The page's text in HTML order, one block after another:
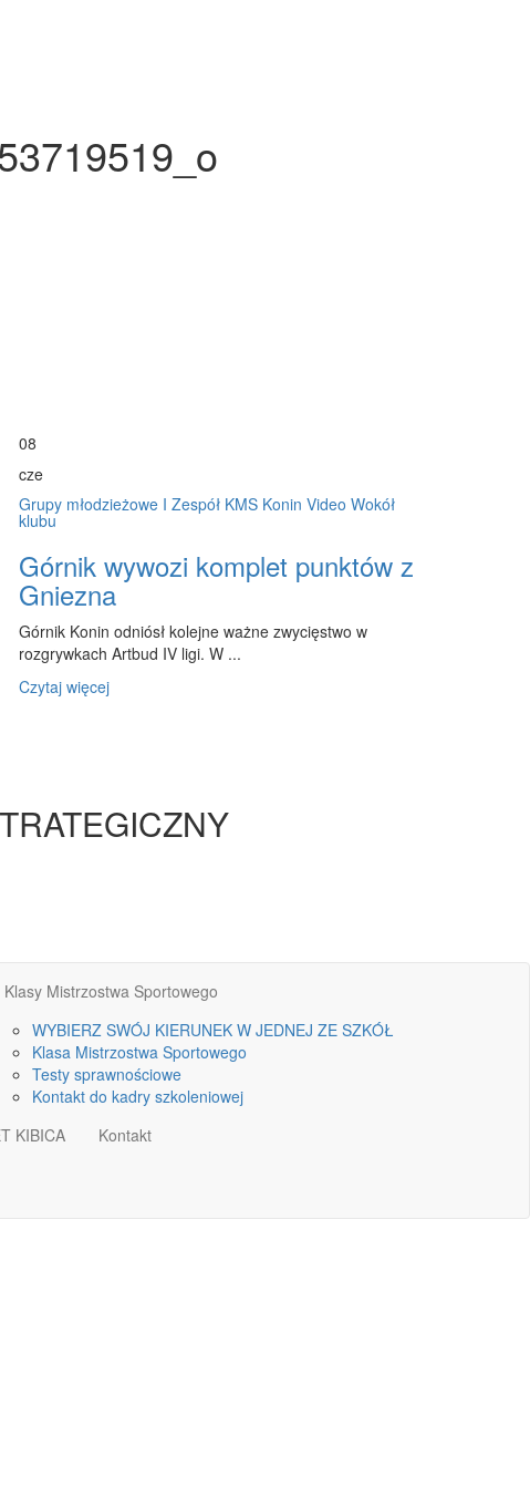
Klasy Mistrzostwa Sportowego
WYBIERZ SWÓJ KIERUNEK W JEDNEJ ZE SZKÓŁ
Klasa Mistrzostwa Sportowego
Testy sprawnościowe
Kontakt do kadry szkoleniowej
KIBICA Kontakt
08
cze
Grupy młodzieżowe I Zespół KMS Konin Video Wokół
klubu
Górnik wywozi komplet punktów z
Gniezna
Górnik Konin odniósł kolejne ważne zwycięstwo w
rozgrywkach Artbud IV ligi. W ...
Czytaj więcej